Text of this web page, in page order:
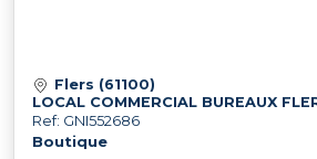
Flers (61100)
LOCAL COMMERCIAL BUREAUX
Ref: GNI552686
Boutique